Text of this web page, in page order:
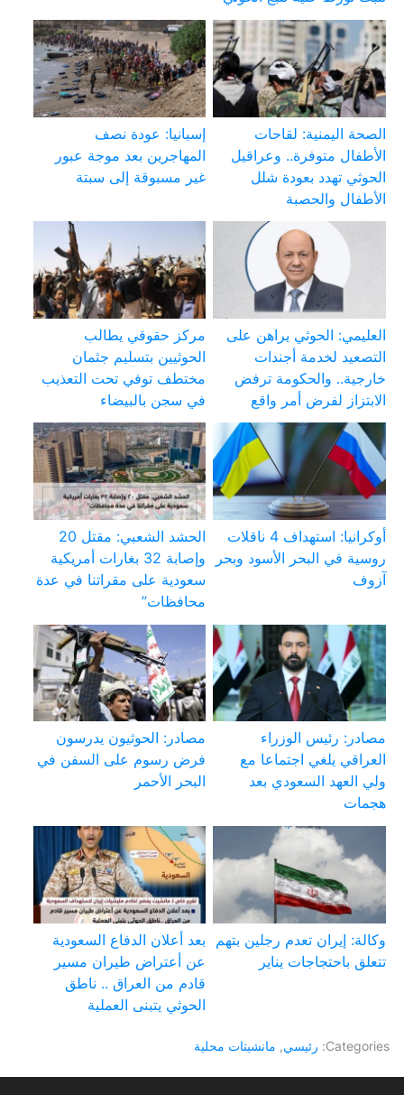
الصحة اليمنية: لقاحات
الأطفال متوفرة.. وعراقيل
الحوثي تهدد بعودة شلل
الأطفال والحصبة
إسبانيا: عودة نصف
المهاجرين بعد موجة عبور
غير مسبوقة إلى سبتة
العليمي: الحوثي يراهن على
التصعيد لخدمة أجندات
خارجية.. والحكومة ترفض
الابتزاز لفرض أمر واقع
مركز حقوقي يطالب
الحوثيين بتسليم جثمان
مختطف توفي تحت التعذيب
في سجن بالبيضاء
أوكرانيا: استهداف 4 ناقلات
روسية في البحر الأسود وبحر
آزوف
الحشد الشعبي: مقتل 20
وإصابة 32 بغارات أمريكية
سعودية على مقراتنا في عدة
محافظات”
مصادر: رئيس الوزراء
العراقي يلغي اجتماعا مع
ولي العهد السعودي بعد
هجمات
مصادر: الحوثيون يدرسون
فرض رسوم على السفن في
البحر الأحمر
وكالة: إيران تعدم رجلين بتهم
تتعلق باحتجاجات يناير
بعد أعلان الدفاع السعودية
عن أعتراض طيران مسير
قادم من العراق .. ناطق
الحوثي يتبنى العملية
Categories: رئيسي, مانشيتات محلية